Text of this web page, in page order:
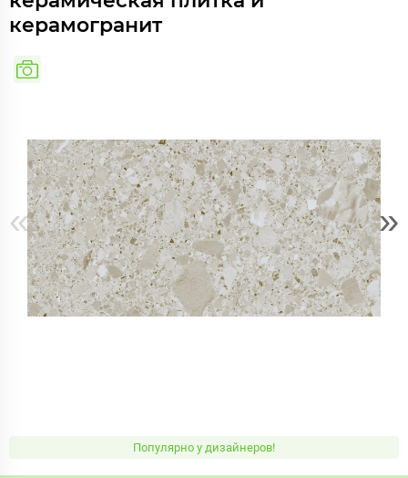
керамогранит
« »
Популярно у дизайнеров!